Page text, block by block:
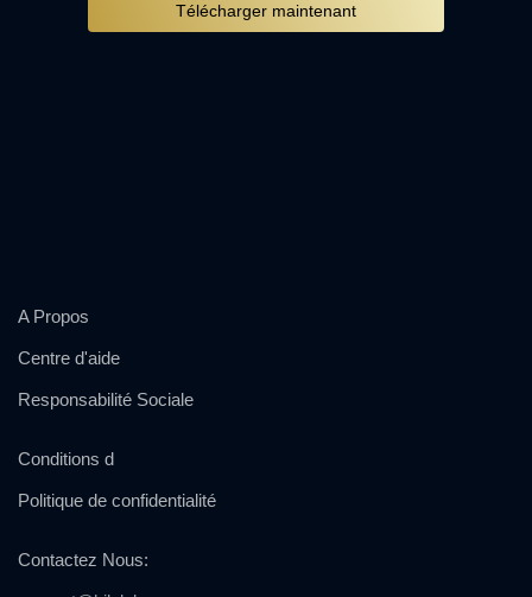
Télécharger maintenant
A Propos
Centre d'aide
Responsabilité Sociale
Conditions d
Politique de confidentialité
Contactez Nous: